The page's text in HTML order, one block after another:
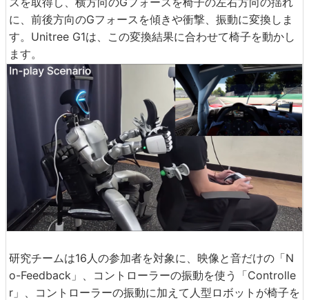
に、前後方向のGフォースを傾きや衝撃、振動に変換しま
す。Unitree G1は、この変換結果に合わせて椅子を動かし
ます。
研究チームは16人の参加者を対象に、映像と音だけの「N
o-Feedback」、コントローラーの振動を使う「Controlle
r」、コントローラーの振動に加えて人型ロボットが椅子を